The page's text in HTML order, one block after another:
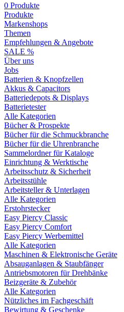
0 Produkte
Produkte
Markenshops
Themen
Empfehlungen & Angebote
SALE %
Über uns
Jobs
Batterien & Knopfzellen
Akkus & Capacitors
Batteriedepots & Displays
Batterietester
Alle Kategorien
Bücher & Prospekte
Bücher für die Schmuckbranche
Bücher für die Uhrenbranche
Sammelordner für Kataloge
Einrichtung & Werktische
Arbeitsschutz & Sicherheit
Arbeitsstühle
Arbeitsteller & Unterlagen
Alle Kategorien
Erstohrstecker
Easy Piercy Classic
Easy Piercy Comfort
Easy Piercy Werbemittel
Alle Kategorien
Maschinen & Elektronische Geräte
Absauganlagen & Staubfänger
Antriebsmotoren für Drehbänke
Beizgeräte & Zubehör
Alle Kategorien
Nützliches im Fachgeschäft
Bewirtung & Geschenke